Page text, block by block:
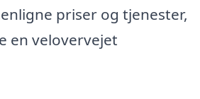
priser og tjenester,
en velovervejet